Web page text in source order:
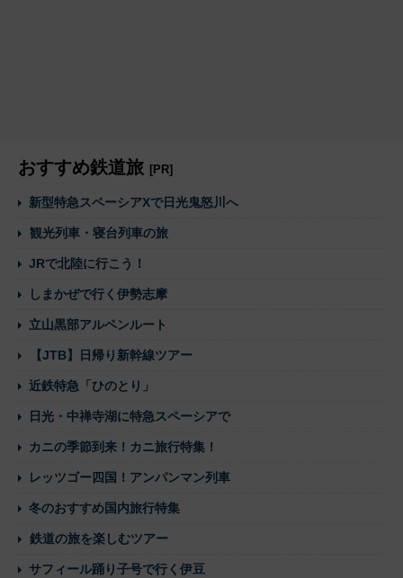
おすすめ鉄道旅 [PR]
新型特急スペーシアXで日光鬼怒川へ
観光列車・寝台列車の旅
JRで北陸に行こう！
しまかぜで行く伊勢志摩
立山黒部アルペンルート
【JTB】日帰り新幹線ツアー
近鉄特急「ひのとり」
日光・中禅寺湖に特急スペーシアで
カニの季節到来！カニ旅行特集！
レッツゴー四国！アンパンマン列車
冬のおすすめ国内旅行特集
鉄道の旅を楽しむツアー
サフィール踊り子号で行く伊豆